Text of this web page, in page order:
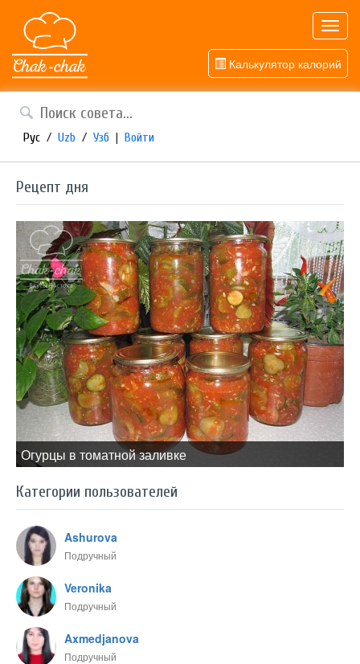
Калькулятор калорий
Рус / Uzb / Узб | Войти
Рецепт дня
Огурцы в томатной заливке
Категории пользователей
Ashurova
Подручный
Veronika
Подручный
Axmedjanova
Подручный